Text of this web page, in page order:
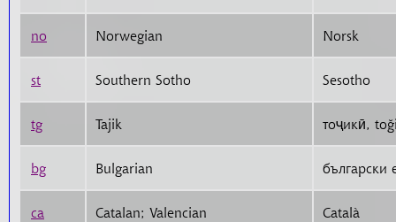
no Norwegian Norsk
st Southern Sotho Sesotho
tg Tajik
bg Bulgarian български
ca Catalan; Valencian Català